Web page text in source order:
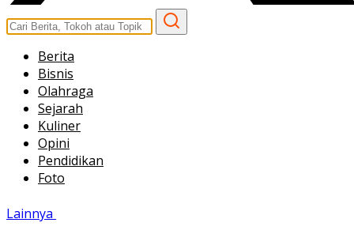
Berita
Bisnis
Olahraga
Sejarah
Kuliner
Opini
Pendidikan
Foto
Lainnya